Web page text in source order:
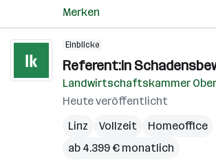
Merken
Einblicke
Referent:in
Landwirtschaftskammer
Heute veröffentlicht
Linz
Vollzeit
Homeoffice
ab 4.399 € monatlich